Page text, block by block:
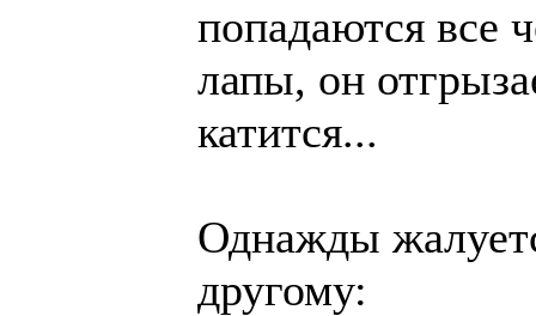
попадаются все
лапы, он
катится...
Однажды
другому: